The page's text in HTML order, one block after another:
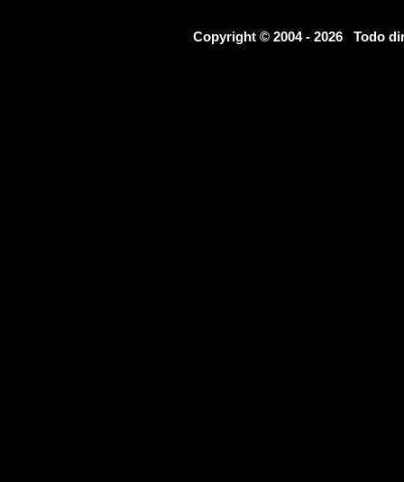
Copyright © 2004 - 2026 Todo